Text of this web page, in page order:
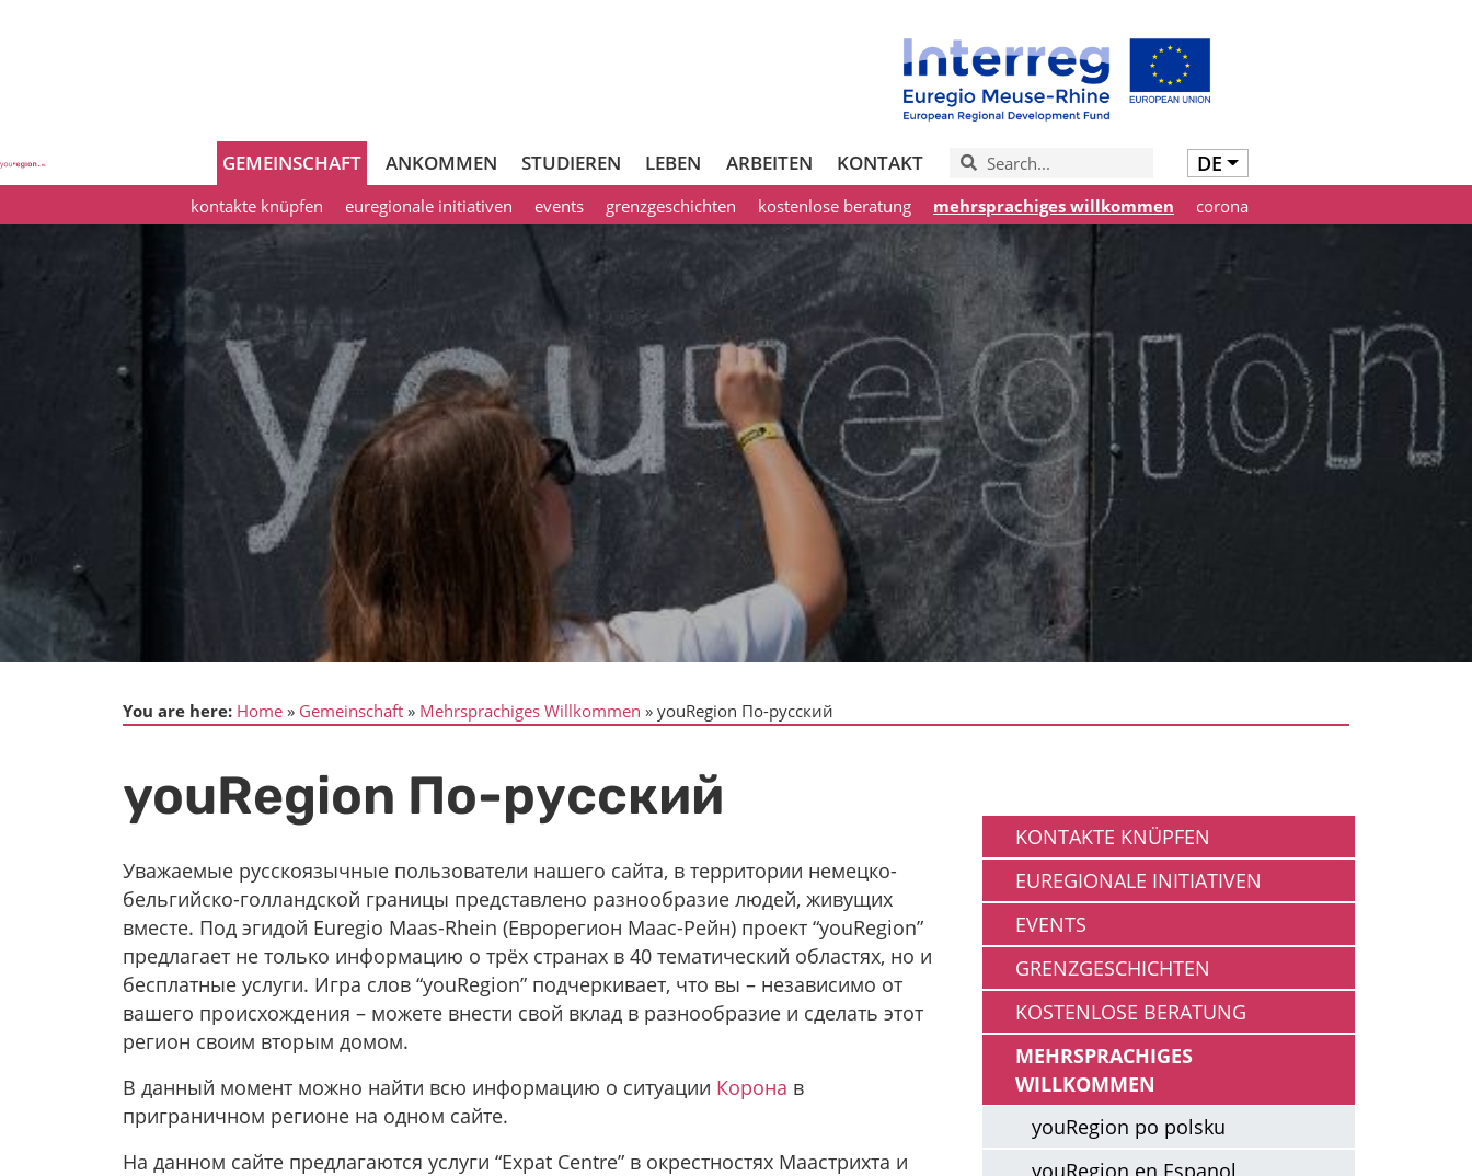
GEMEINSCHAFT ANKOMMEN STUDIEREN LEBEN ARBEITEN KONTAKT DE
kontakte knüpfen euregionale initiativen events grenzgeschichten kostenlose beratung mehrsprachiges willkommen corona
You are here: Home Gemeinschaft Mehrsprachiges Willkommen youRegion По-русский
youRegion По-русский
Уважаемые русскоязычные пользователи нашего сайта, в территории немецко-
бельгийско-голландской границы представлено разнообразие людей, живущих
вместе. Под эгидой Euregio Maas-Rhein (Еврорегион Маас-Рейн) проект “youRegion”
предлагает не только информацию о трёх странах в 40 тематический областях, но и
бесплатные услуги. Игра слов “youRegion” подчеркивает, что вы – независимо от
вашего происхождения – можете внести свой вклад в разнообразие и сделать этот
регион своим вторым домом.
В данный момент можно найти всю информацию о ситуации Коронa в
приграничном регионе на одном сайте.
На данном сайте предлагаются услуги “Expat Centre” в окрестностях Маастрихта и
KONTAKTE KNÜPFEN
EUREGIONALE INITIATIVEN
EVENTS
GRENZGESCHICHTEN
KOSTENLOSE BERATUNG
MEHRSPRACHIGES
WILLKOMMEN
youRegion po polsku
youRegion en Espanol